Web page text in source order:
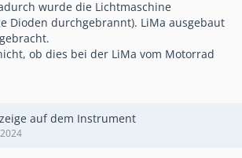
wurde die Lichtmaschine
Dioden durchgebrannt). LiMa ausgebaut
ob dies bei der LiMa vom Motorrad
auf dem Instrument